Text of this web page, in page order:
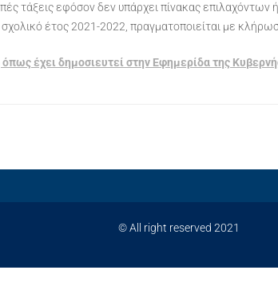
τάξεις εφόσον δεν υπάρχει πίνακας επιλαχόντων
σχολικό έτος 2021-2022, πραγματοποιείται με
έχει δημοσιευτεί στην Εφημερίδα της
© All right reserved 2021